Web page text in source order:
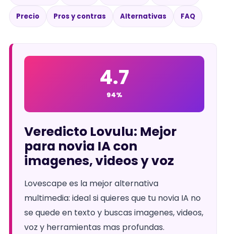
Precio Pros y contras Alternativas FAQ
4.7
94%
Veredicto Lovulu: Mejor
para novia IA con
imagenes, videos y voz
Lovescape es la mejor alternativa
multimedia: ideal si quieres que tu novia IA no
se quede en texto y buscas imagenes, videos,
voz y herramientas mas profundas.